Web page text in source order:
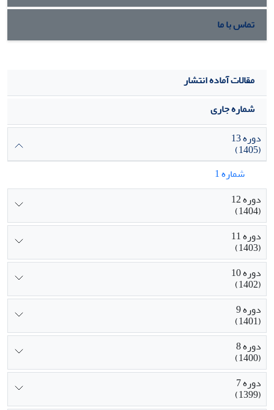
تماس با ما
مقالات آماده انتشار
شماره جاری
دوره 13
(1405)
شماره 1
دوره 12
(1404)
دوره 11
(1403)
دوره 10
(1402)
دوره 9
(1401)
دوره 8
(1400)
دوره 7
(1399)